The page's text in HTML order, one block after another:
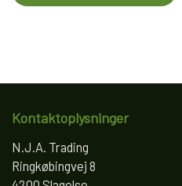
Kontaktoplysninger
N.J.A. Trading
Ringkøbingvej 8